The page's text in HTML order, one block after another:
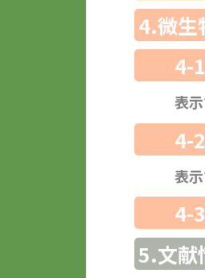
4.微生
4-
表
4-
表
4-
5.文献